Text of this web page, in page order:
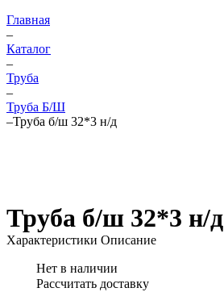
Главная
–
Каталог
–
Труба
–
Труба Б/Ш
–Труба б/ш 32*3 н/д
Труба б/ш 32*3 н/д
Характеристики Описание
Нет в наличии
Рассчитать доставку